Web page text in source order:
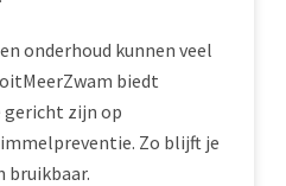
onderhoud kunnen veel
biedt
gericht zijn op
Zo blijft je
bruikbaar.